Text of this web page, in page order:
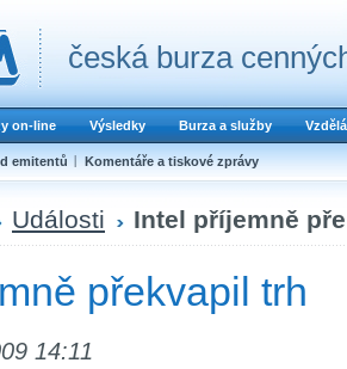
česká burza
on-line Výsledky Burza a služby
emitentů Komentáře a tiskové zprávy
Události Intel příjemně
překvapil trh
14:11